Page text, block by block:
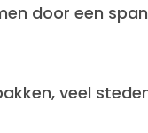
door een
veel